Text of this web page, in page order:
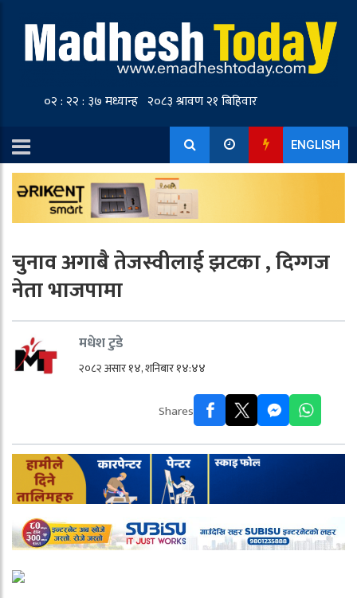
ENGLISH
चुनाव अगाबै तेजस्वीलाई झटका , दिग्गज
नेता भाजपामा
मधेश टुडे
२०८२ असार १४, शनिबार १४:४४
Shares